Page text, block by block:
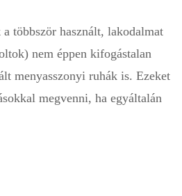
többször használt, lakodalmat
nem éppen kifogástalan
menyasszonyi ruhák is. Ezeket
megvenni, ha egyáltalán